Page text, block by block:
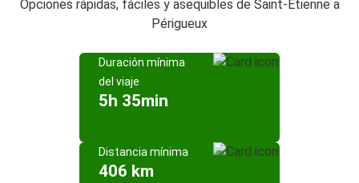
Opciones rápidas, fáciles y asequibles de Saint-Étienne a
Périgueux
Duración mínima
del viaje
5h 35min
Distancia mínima
406 km